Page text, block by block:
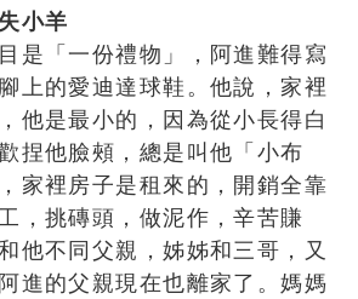
小羊
是「一份禮物」，阿進難得寫
上的愛迪達球鞋。他說，家裡
他是最小的，因為從小長得白
捏他臉頰，總是叫他「小布
家裡房子是租來的，開銷全靠
，挑磚頭，做泥作，辛苦賺
他不同父親，姊姊和三哥，又
進的父親現在也離家了。媽媽